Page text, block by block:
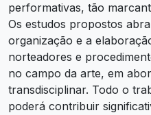
performativas, tão
Os estudos propostos
organização e a
norteadores e
no campo da arte, em
transdisciplinar. Todo o
poderá contribuir